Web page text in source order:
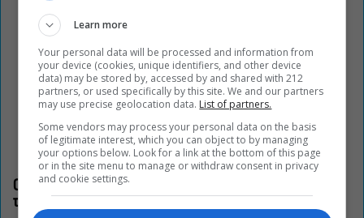
Οι «Τρωάδες» στην Επίδαυρο αλλάζουν την αντίληψη για
τον πολιτισμό
Learn more
Your personal data will be processed and information from
your device (cookies, unique identifiers, and other device
data) may be stored by, accessed by and shared with 212
partners, or used specifically by this site. We and our partners
may use precise geolocation data. List of partners.
Some vendors may process your personal data on the basis
of legitimate interest, which you can object to by managing
your options below. Look for a link at the bottom of this page
or in the site menu to manage or withdraw consent in privacy
and cookie settings.